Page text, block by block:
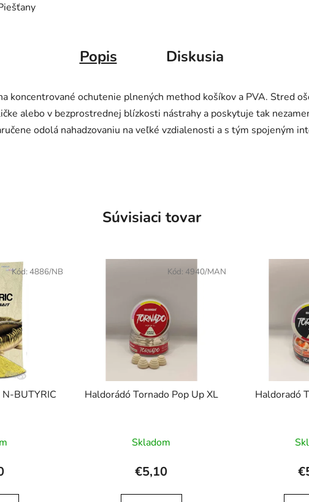
Popis Diskusia
koncentrované ochutenie plnených method košíkov a PVA. Stred
alebo v bezprostrednej blízkosti nástrahy a poskytuje tak
odolá nahadzovaniu na veľké vzdialenosti a s tým spojeným
Súvisiaci tovar
BUTYRIC
Kód: 4886/NB
Haldorádó Tornado Pop Up XL
Skladom
€5,10
Kód: 4940/MAN
Haldoradó